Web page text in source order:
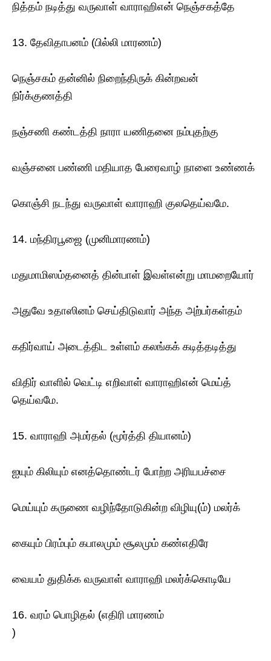
நித்தம் நடித்து வருவாள் வாராஹிஎன் நெஞ்சகத்தே
13. தேவிதாபனம் (பில்லி மாரணம்)
நெஞ்சகம் தன்னில் நிறைந்திருக் கின்றவன்
நிர்க்குணத்தி
நஞ்சணி கண்டத்தி நாரா யணிதனை நம்புதற்கு
வஞ்சனை பண்ணி மதியாத பேரைவாழ் நாளை உண்ணக்
கொஞ்சி நடந்து வருவாள் வாராஹி குலதெய்வமே.
14. மந்திரபூஜை (முனிமாரணம்)
மதுமாமிஸம்தனைத் தின்பாள் இவள்என்று மாமறையோர்
அதுவே உதாஸினம் செய்திடுவார் அந்த அற்பர்கள்தம்
கதிர்வாய் அடைத்திட உள்ளம் கலங்கக் கடித்தடித்து
விதிர் வாளில் வெட்டி எறிவாள் வாராஹிஎன் மெய்த்
தெய்வமே.
15. வாராஹி அமர்தல் (மூர்த்தி தியானம்)
ஐயும் கிலியும் எனத்தொண்டர் போற்ற அரியபச்சை
மெய்யும் கருணை வழிந்தோடுகின்ற விழியு(ம்) மலர்க்
கையும் பிரம்பும் கபாலமும் சூலமும் கண்எதிரே
வையம் துதிக்க வருவாள் வாராஹி மலர்க்கொடியே
16. வரம் பொழிதல் (எதிரி மாரணம்
)